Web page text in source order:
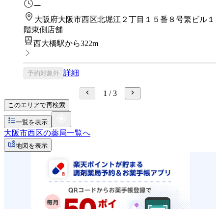
ー
大阪府大阪市西区北堀江２丁目１５番８号繁ビル１
階東側店舗
西大橋駅から322m
予約対象外 詳細
1 /3
このエリアで再検索
一覧を表示
大阪市西区の薬局一覧へ
地図を表示